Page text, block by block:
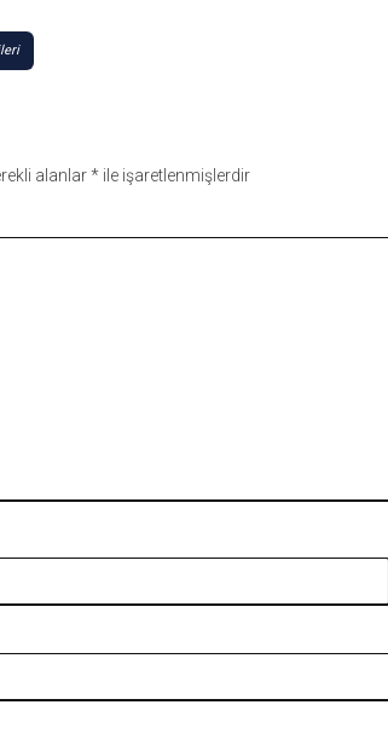
alanlar* ile işaretlenmişlerdir